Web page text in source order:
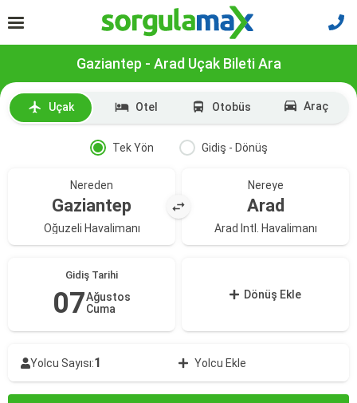
Gaziantep - Arad Uçak Bileti Ara
Uçak Otel Otobüs Araç
Tek Yön Gidiş - Dönüş
Nereden
Gaziantep
Oğuzeli Havalimanı
Nereye
Arad
Arad Intl. Havalimanı
Gidiş Tarihi
07Ağustos
Cuma
Dönüş Ekle
Yolcu Sayısı:1 Yolcu Ekle